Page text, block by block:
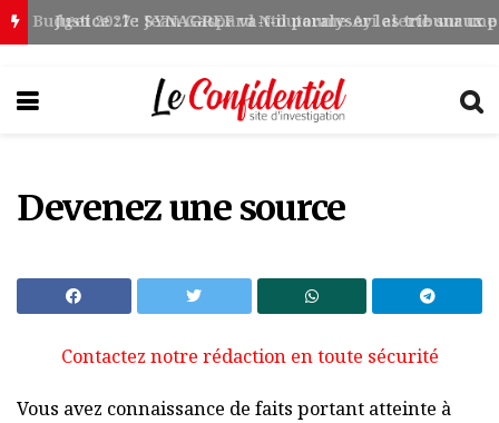
Devenez une source
Contactez notre rédaction en toute sécurité
Vous avez connaissance de faits portant atteinte à